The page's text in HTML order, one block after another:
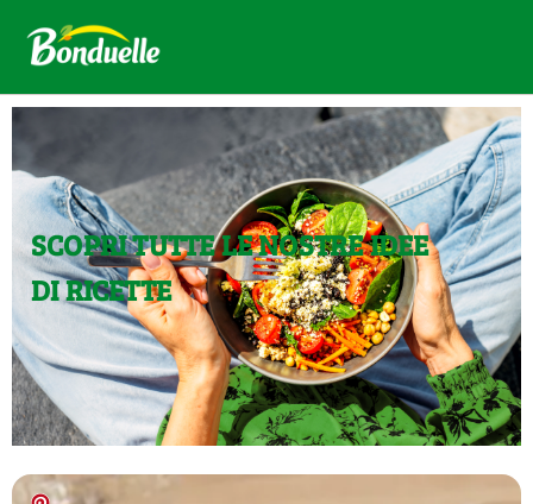
SCOPRI TUTTE LE NOSTRE IDEE
DI RICETTE